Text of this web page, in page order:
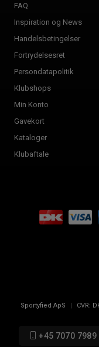
FAQ
Inspiration og News
Handelsbetingelser
Fortrydelsesret
Persondatapolitik
Klubshops
Min Konto
Gavekort
Kataloger
Klubaftale
Sportyfied ApS | CVR:
+45 7070 7989